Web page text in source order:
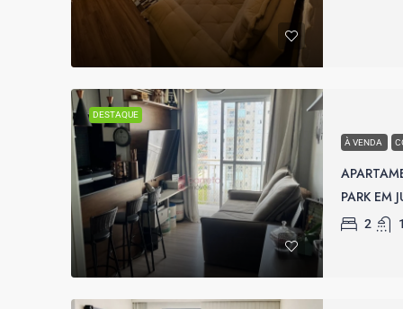
DESTAQUE
À VENDA
PARK EM
2